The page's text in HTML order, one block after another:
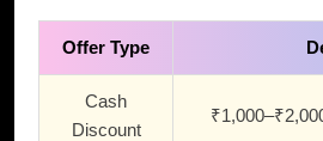
Offer Type
Cash
Discount